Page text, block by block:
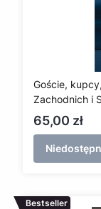
Goście,
Zachodnich i
Cena
65,00 zł
Bestseller